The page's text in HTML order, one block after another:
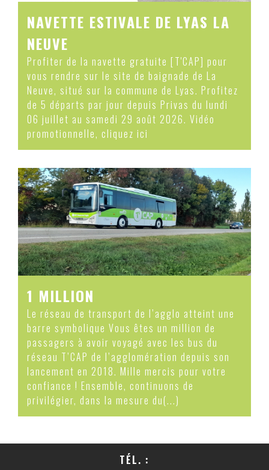
NAVETTE ESTIVALE DE LYAS LA
NEUVE
Profiter de la navette gratuite [T'CAP] pour
vous rendre sur le site de baignade de La
Neuve, situé sur la commune de Lyas. Profitez
de 5 départs par jour depuis Privas du lundi
06 juillet au samedi 29 août 2026. Vidéo
promotionnelle, cliquez ici
1 MILLION
Le réseau de transport de l’agglo atteint une
barre symbolique Vous êtes un million de
passagers à avoir voyagé avec les bus du
réseau T’CAP de l’agglomération depuis son
lancement en 2018. Mille mercis pour votre
confiance ! Ensemble, continuons de
privilégier, dans la mesure du(...)
TÉL. :